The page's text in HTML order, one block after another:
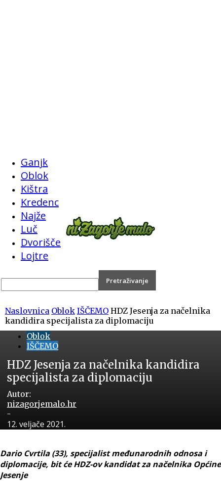
Ganjk
Oblok
Kištra
Kredenc
Najže
Luč
Dvorišče
Lojtre
Naslovnica Oblok IŠČEMO HDZ Jesenja za načelnika
kandidira specijalista za diplomaciju
Oblok
IŠČEMO
HDZ Jesenja za načelnika kandidira
specijalista za diplomaciju
Autor:
nizagorjemalo.hr
-
12. veljače 2021.
Dario Cvrtila (33), specijalist međunarodnih odnosa i
diplomacije, bit će HDZ-ov kandidat za načelnika Općine
Jesenje